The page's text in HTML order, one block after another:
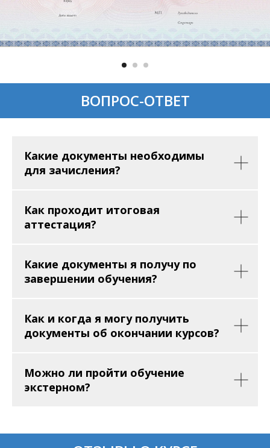
ВОПРОС-ОТВЕТ
Какие документы необходимы
для зачисления?
Как проходит итоговая
аттестация?
Какие документы я получу по
завершении обучения?
Как и когда я могу получить
документы об окончании курсов?
Можно ли пройти обучение
экстерном?